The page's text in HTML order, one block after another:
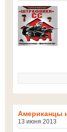
Американцы
13 июня 2013